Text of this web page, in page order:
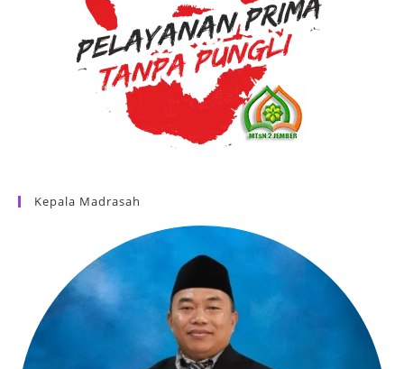
Kepala Madrasah